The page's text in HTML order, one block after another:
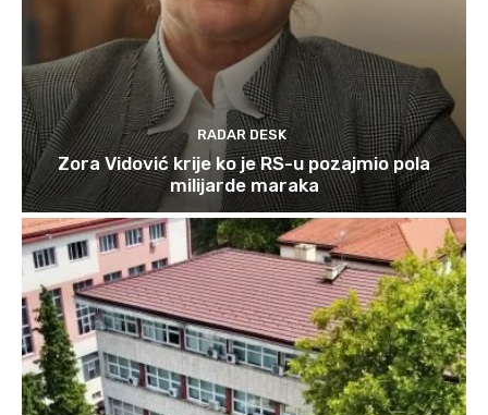
RADAR DESK
Zora Vidović krije ko je RS-u pozajmio pola
milijarde maraka